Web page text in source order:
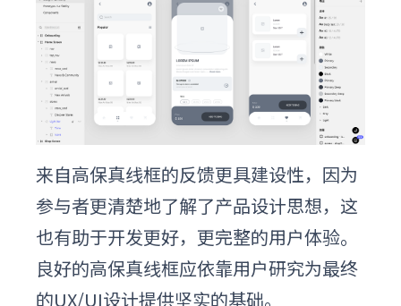
来自高保真线框的反馈更具建设性，因为
参与者更清楚地了解了产品设计思想，这
也有助于开发更好，更完整的用户体验。
良好的高保真线框应依靠用户研究为最终
的UX/UI设计提供坚实的基础。